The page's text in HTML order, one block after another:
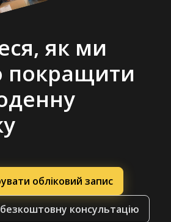
як ми
обліковий запис
консультацію